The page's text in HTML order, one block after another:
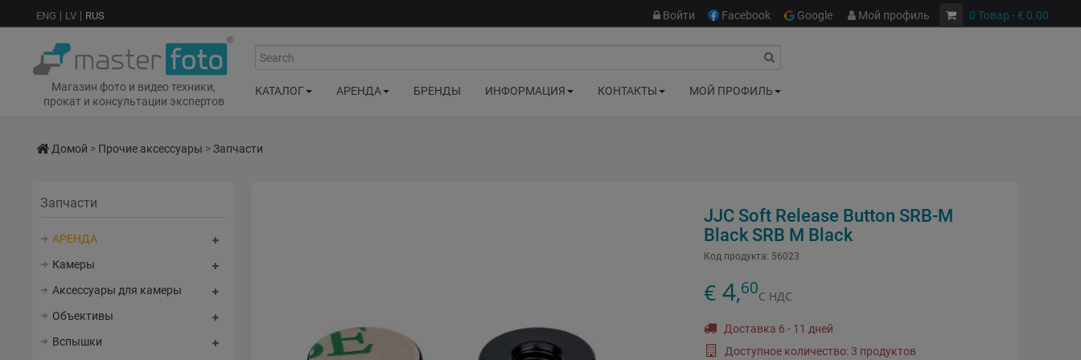
ENG LV RUS 0 Товар - € 0.00
Войти Facebook Google Мой профиль
Магазин фото и видео техники,
прокат и консультации экспертов
Search
КАТАЛОГ АРЕНДА БРЕНДЫ ИНФОРМАЦИЯ КОНТАКТЫ МОЙ ПРОФИЛЬ
Домой > Прочие аксессуары >Запчасти
Запчасти
АРЕНДА
Камеры
Аксессуары для камеры
Объективы
Вспышки
JJC Soft Release Button SRB-M
Black SRB M Black
Код продукта: 56023
€ 4,60С НДС
Доставка 6 - 11 дней
Доступное количество: 3 продуктов